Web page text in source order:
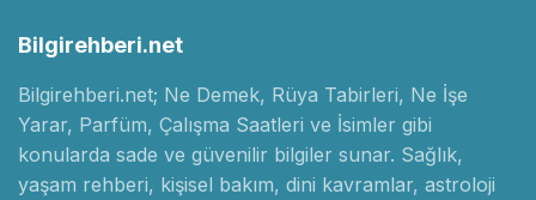
Bilgirehberi.net
Bilgirehberi.net; Ne Demek, Rüya Tabirleri, Ne İşe
Yarar, Parfüm, Çalışma Saatleri ve İsimler gibi
konularda sade ve güvenilir bilgiler sunar. Sağlık,
yaşam rehberi, kişisel bakım, dini kavramlar, astroloji